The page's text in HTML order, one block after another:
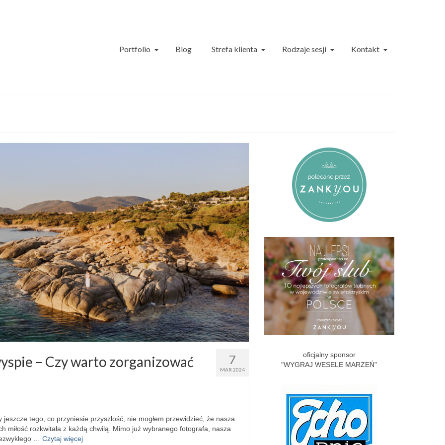
Portfolio Blog Strefa klienta Rodzaje sesji Kontakt
7
MAR 2024
– Czy warto zorganizować
tego, co przyniesie przyszłość, nie mogłem przewidzieć, że nasza
miłość rozkwitała z każdą chwilą. Mimo już wybranego fotografa, nasza
… Czytaj więcej
oficjalny sponsor
"WYGRAJ WESELE MARZEŃ"